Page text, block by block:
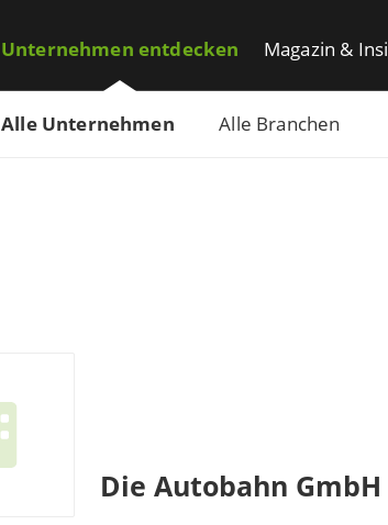
Unternehmen entdecken
Alle Unternehmen Alle Branchen
Magazin &
Die Autobahn